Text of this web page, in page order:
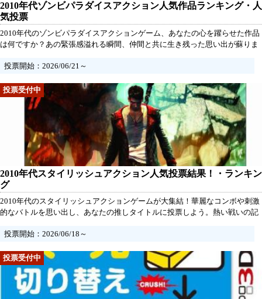
2010年代ゾンビパラダイスアクション人気作品ランキング・人
気投票
2010年代のゾンビパラダイスアクションゲーム、あなたの心を躍らせた作品
は何ですか？あの緊張感溢れる瞬間、仲間と共に生き残った思い出が蘇りま
名作を振り返りましょう！このランキングに投票したい項目がなければ、
投票開始：2026/06/21～
2010年代スタイリッシュアクション人気投票結果！・ランキン
グ
2010年代のスタイリッシュアクションゲームが大集結！華麗なコンボや刺激
的なバトルを思い出し、あなたの推しタイトルに投票しよう。熱い戦いの記
を生むかもしれません。このランキングに投票したい項目がなければ、「項
投票開始：2026/06/18～